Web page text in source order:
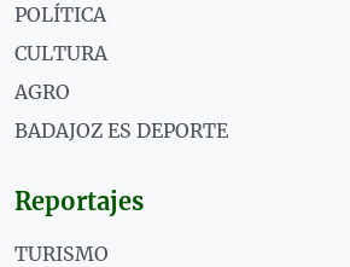
POLÍTICA
CULTURA
AGRO
BADAJOZ ES DEPORTE
Reportajes
TURISMO